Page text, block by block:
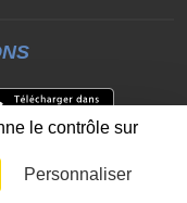
CONNEXION
le contrôle sur
Personnaliser